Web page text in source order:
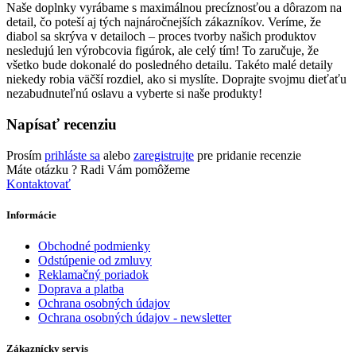
Naše doplnky vyrábame s maximálnou precíznosťou a dôrazom na
detail, čo poteší aj tých najnáročnejších zákazníkov. Veríme, že
diabol sa skrýva v detailoch – proces tvorby našich produktov
nesledujú len výrobcovia figúrok, ale celý tím! To zaručuje, že
všetko bude dokonalé do posledného detailu. Takéto malé detaily
niekedy robia väčší rozdiel, ako si myslíte. Doprajte svojmu dieťaťu
nezabudnuteľnú oslavu a vyberte si naše produkty!
Napísať recenziu
Prosím prihláste sa alebo zaregistrujte pre pridanie recenzie
Máte otázku ? Radi Vám pomôžeme
Kontaktovať
Informácie
Obchodné podmienky
Odstúpenie od zmluvy
Reklamačný poriadok
Doprava a platba
Ochrana osobných údajov
Ochrana osobných údajov - newsletter
Zákaznícky servis